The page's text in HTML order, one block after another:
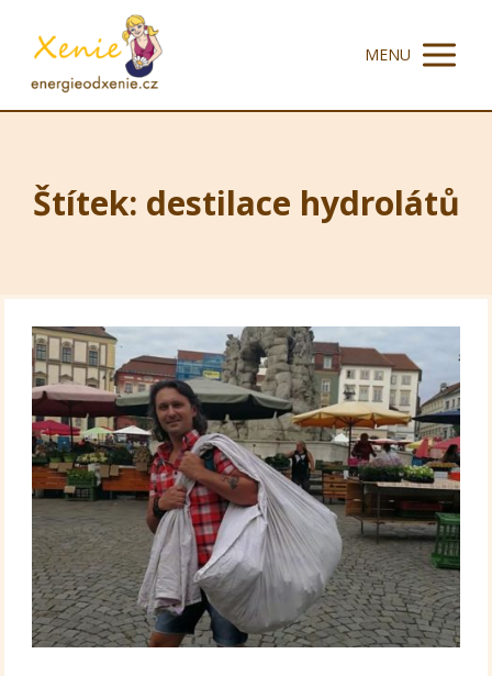
MENU
Štítek: destilace hydrolátů